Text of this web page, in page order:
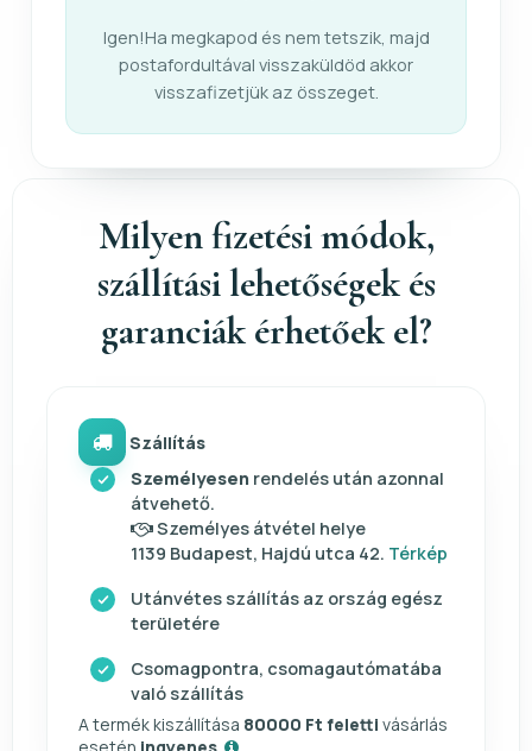
Igen!Ha megkapod és nem tetszik, majd
postafordultával visszaküldöd akkor
visszafizetjük az összeget.
Milyen fizetési módok,
szállítási lehetőségek és
garanciák érhetőek el?
Szállítás
Személyesen rendelés után azonnal
átvehető.
Személyes átvétel helye
1139 Budapest, Hajdú utca 42. Térkép
Utánvétes szállítás az ország egész
területére
Csomagpontra, csomagautómatába
való szállítás
A termék kiszállítása 80000 Ft feletti vásárlás
esetén ingyenes